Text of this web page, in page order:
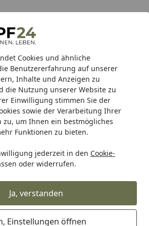
Cookies und ähnliche
Benutzererfahrung auf unserer
Inhalte und Anzeigen zu
die Nutzung unserer Website zu
Einwilligung stimmen Sie der
sowie der Verarbeitung Ihrer
zu, um Ihnen ein bestmögliches
Funktionen zu bieten.
jederzeit in den Cookie-
oder widerrufen.
Ja, verstanden
Einstellungen öffnen
Store
Hotline
gratis Sandfilteranlage & Pool-
(Gesamtwert bis 468,99€)
Motorradzubehör & Werkzeuge
Disk 520 40Z (Gold)